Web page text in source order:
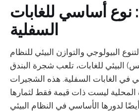
نوع أساسي للغابات
السفلية
البيولوجي والتوازن البيئي للنظام
البيئي للغابات، تلعب شجرة البندق (جنس Corylus) دورًا
في الغابات السفلية. هذه الشجيرات
المحلية ليست ذات قيمة فقط لثمارها